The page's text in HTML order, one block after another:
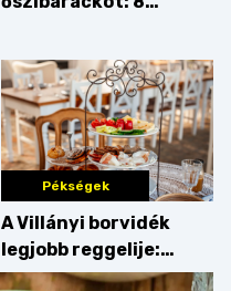
augusztusban
feltankolj belőle
Pékségek
A Villányi borvidék
legjobb reggelije:
kovászos kenyér és